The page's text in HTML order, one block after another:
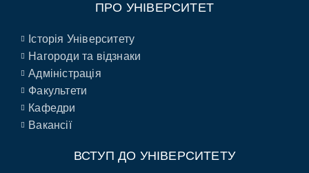
ПРО УНІВЕРСИТЕТ
Історія Університету
Нагороди та відзнаки
Адміністрація
Факультети
Кафедри
Вакансії
ВСТУП ДО УНІВЕРСИТЕТУ